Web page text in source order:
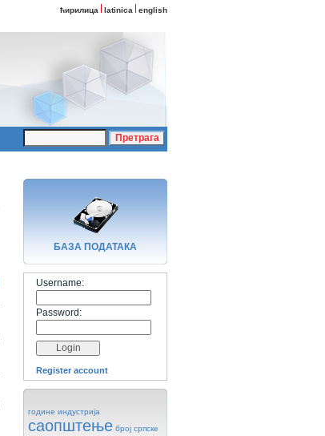
ћирилица latinica english
БАЗA ПОДАТАКА
Username:
Password:
Register account
године индустрија
саопштење број српске